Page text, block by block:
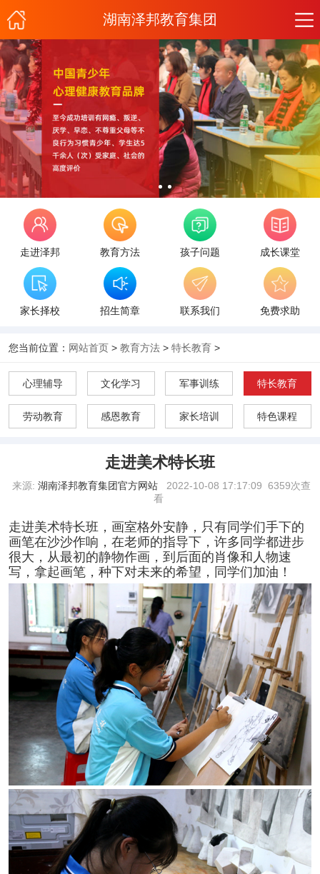
湖南泽邦教育集团
走进泽邦 教育方法 孩子问题 成长课堂
家长择校 招生简章 联系我们 免费求助
您当前位置： 网站首页 > 教育方法 > 特长教育 >
心理辅导 文化学习 军事训练 特长教育
劳动教育 感恩教育 家长培训 特色课程
走进美术特长班
来源: 湖南泽邦教育集团官方网站 2022-10-08 17:17:09 6359次查
看
走进美术特长班，画室格外安静，只有同学们手下的
画笔在沙沙作响，在老师的指导下，许多同学都进步
很大，从最初的静物作画，到后面的肖像和人物速
写，拿起画笔，种下对未来的希望，同学们加油！